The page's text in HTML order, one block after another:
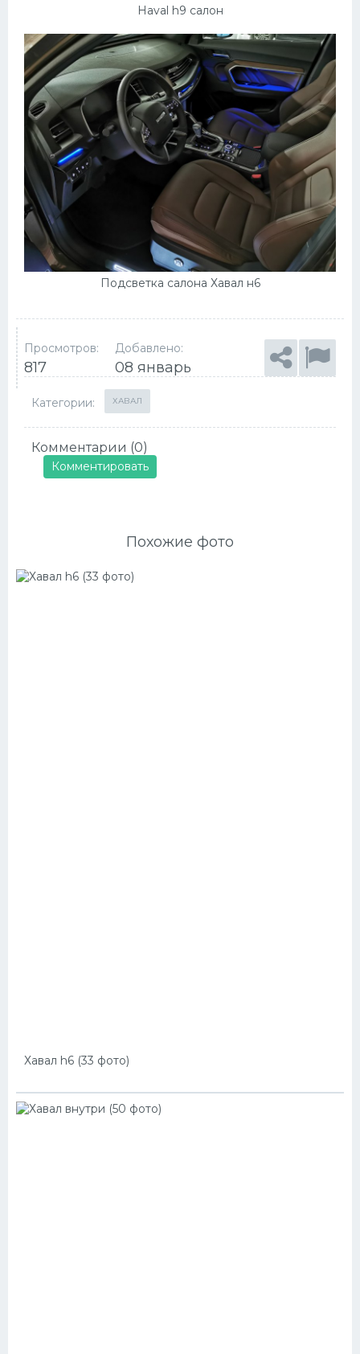
Haval h9 салон
Подсветка салона Хавал н6
Просмотров:
817
Добавлено:
08 январь
Категории: ХАВАЛ
Комментарии (0)
Комментировать
Похожие фото
Хавал h6 (33 фото)